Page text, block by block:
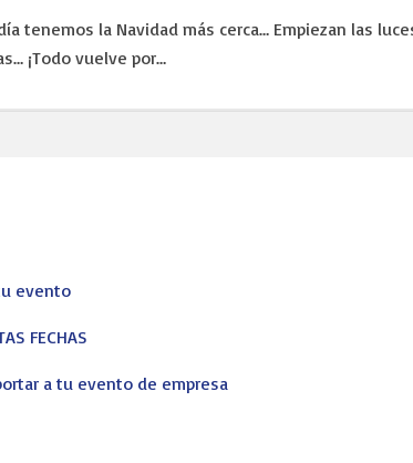
tenemos la Navidad más cerca… Empiezan las
¡Todo vuelve por…
evento
FECHAS
a tu evento de empresa